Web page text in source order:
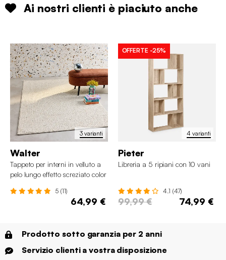
Ai nostri clienti è piaciuto anche
3 varianti
Walter
Tappeto per interni in velluto a
pelo lungo effetto screziato color
5 (11)
64,99 €
4 varianti
OFFERTE -25%
Pieter
Libreria a 5 ripiani con 10 vani
4.1 (47)
99,99 € 74,99 €
Prodotto sotto garanzia per 2 anni
Servizio clienti a vostra disposizione